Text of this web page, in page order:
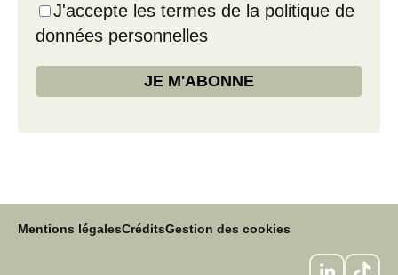
J'accepte les termes de la politique de
données personnelles
Mentions légalesCréditsGestion des cookies